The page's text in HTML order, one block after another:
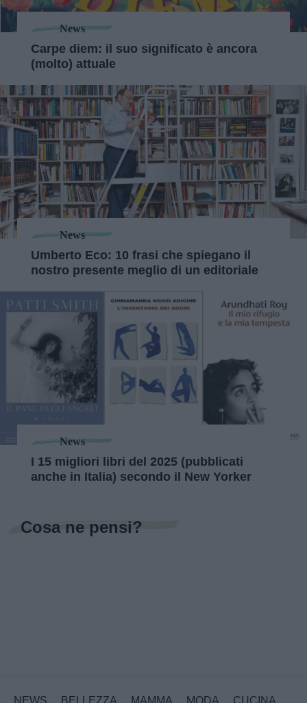
News
Carpe diem: il suo significato è ancora
(molto) attuale
News
Umberto Eco: 10 frasi che spiegano il
nostro presente meglio di un editoriale
News
I 15 migliori libri del 2025 (pubblicati
anche in Italia) secondo il New Yorker
Cosa ne pensi?
NEWS BELLEZZA MAMMA MODA CUCINA